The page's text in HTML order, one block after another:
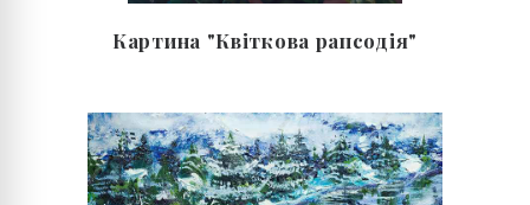
Картина "Квіткова рапсодія"